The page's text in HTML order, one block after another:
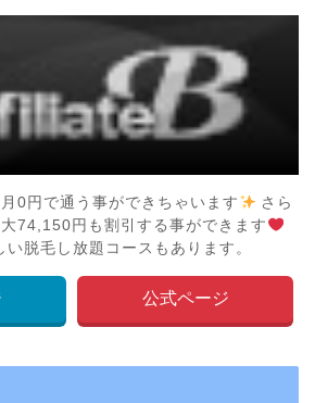
0円で通う事ができちゃいます
さら
74,150円も割引する事ができます
い脱毛し放題コースもあります。
公式ページ